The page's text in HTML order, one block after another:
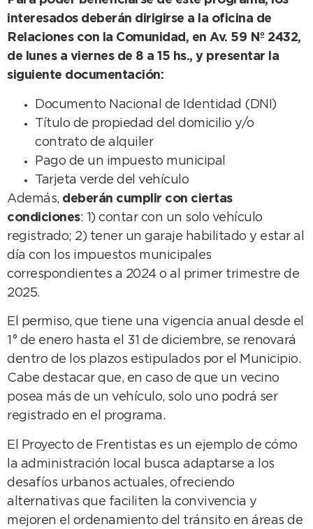
interesados deberán dirigirse a la oficina de
Relaciones con la Comunidad, en Av. 59 Nº 2432,
de lunes a viernes de 8 a 15 hs., y presentar la
siguiente documentación:
Documento Nacional de Identidad (DNI)
Título de propiedad del domicilio y/o
contrato de alquiler
Pago de un impuesto municipal
Tarjeta verde del vehículo
Además, deberán cumplir con ciertas
condiciones: 1) contar con un solo vehículo
registrado; 2) tener un garaje habilitado y estar al
día con los impuestos municipales
correspondientes a 2024 o al primer trimestre de
2025.
El permiso, que tiene una vigencia anual desde el
1° de enero hasta el 31 de diciembre, se renovará
dentro de los plazos estipulados por el Municipio.
Cabe destacar que, en caso de que un vecino
posea más de un vehículo, solo uno podrá ser
registrado en el programa.
El Proyecto de Frentistas es un ejemplo de cómo
la administración local busca adaptarse a los
desafíos urbanos actuales, ofreciendo
alternativas que faciliten la convivencia y
mejoren el ordenamiento del tránsito en áreas de